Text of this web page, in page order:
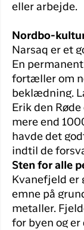
eller arbejde.
Nordbo-
Narsaq er et
En
fortæller om
beklædning.
Erik den
mere end
havde det
indtil de
Sten for alle
Kvanefjeld er
emne på
metaller.
for byen og